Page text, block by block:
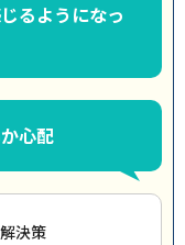
るようになっ
心配
決策